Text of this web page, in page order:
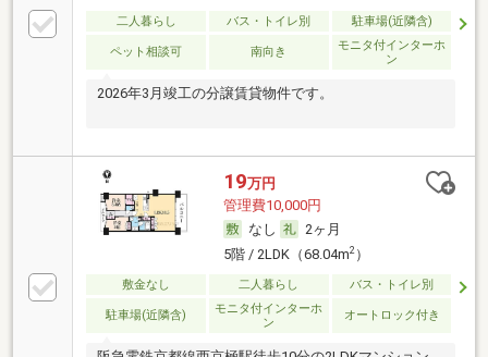
二人暮らし バス・トイレ別 駐車場(近隣含)
ペット相談可 南向き
モニタ付インターホ
ン
2026年3月竣工の分譲賃貸物件です。
19万円
管理費10,000円
なし
2ヶ月
5階 / 2LDK（68.04m2）
敷金なし 二人暮らし バス・トイレ別
駐車場(近隣含)
モニタ付インターホ
ン
オートロック付き